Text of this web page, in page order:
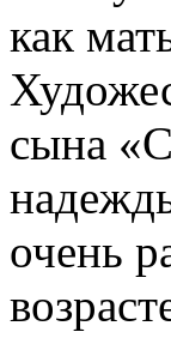
как
сына
очень